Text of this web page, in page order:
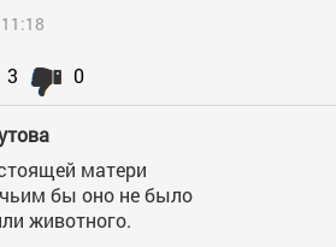
0
3
матери
бы оно не было
животного.